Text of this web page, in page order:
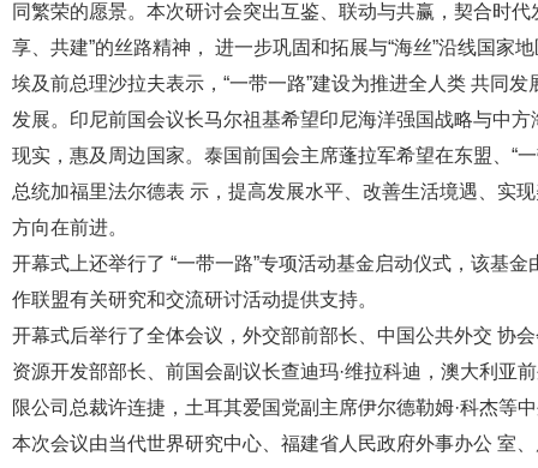
同繁荣的愿景。本次研讨会突出互鉴、联动与共赢，契合时
享、共建”的丝路精神， 进一步巩固和拓展与“海丝”沿线国家
埃及前总理沙拉夫表示，“一带一路”建设为推进全人类 共同
发展。印尼前国会议长马尔祖基希望印尼海洋强国战略与中
现实，惠及周边国家。泰国前国会主席蓬拉军希望在东盟、“
总统加福里法尔德表 示，提高发展水平、改善生活境遇、实
方向在前进。
开幕式上还举行了 “一带一路”专项活动基金启动仪式，该基
作联盟有关研究和交流研讨活动提供支持。
开幕式后举行了全体会议，外交部前部长、中国公共外交 协
资源开发部部长、前国会副议长查迪玛·维拉科迪，澳大利亚
限公司总裁许连捷，土耳其爱国党副主席伊尔德勒姆·科杰等
本次会议由当代世界研究中心、福建省人民政府外事办公 室